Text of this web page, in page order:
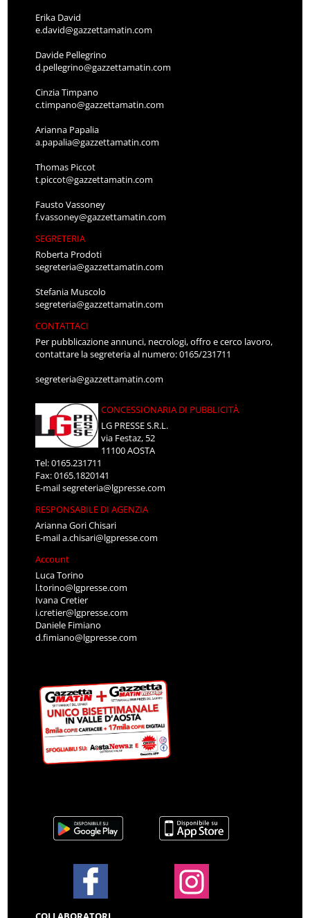
Erika David
e.david@gazzettamatin.com
Davide Pellegrino
d.pellegrino@gazzettamatin.com
Cinzia Timpano
c.timpano@gazzettamatin.com
Arianna Papalia
a.papalia@gazzettamatin.com
Thomas Piccot
t.piccot@gazzettamatin.com
Fausto Vassoney
f.vassoney@gazzettamatin.com
SEGRETERIA
Roberta Prodoti
segreteria@gazzettamatin.com
Stefania Muscolo
segreteria@gazzettamatin.com
CONTATTACI
Per pubblicazione annunci, necrologi, offro e cerco lavoro,
contattare la segreteria al numero: 0165/231711
segreteria@gazzettamatin.com
CONCESSIONARIA DI PUBBLICITÀ
LG PRESSE S.R.L.
via Festaz, 52
11100 AOSTA
Tel: 0165.231711
Fax: 0165.1820141
E-mailsegreteria@lgpresse.com
RESPONSABILE DI AGENZIA
Arianna Gori Chisari
E-maila.chisari@lgpresse.com
Account
Luca Torino
l.torino@lgpresse.com
Ivana Cretier
i.cretier@lgpresse.com
Daniele Fimiano
d.fimiano@lgpresse.com